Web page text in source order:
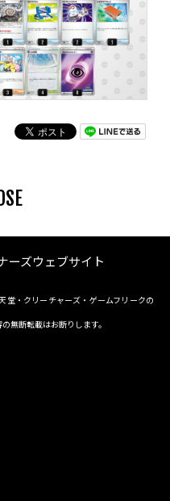
ーズウェブサイト
堂・クリーチャーズ・ゲームフリークの
無断転載はお断りします。